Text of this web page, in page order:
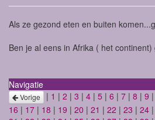
Als ze gezond eten en buiten
Ben je al eens in Afrika ( het continent)
Navigatie
Vorige | 1 | 2 | 3 | 4 | 5 | 6 | 7 | 8 | 9 |
16 | 17 | 18 | 19 | 20 | 21 | 22 | 23 | 24 |